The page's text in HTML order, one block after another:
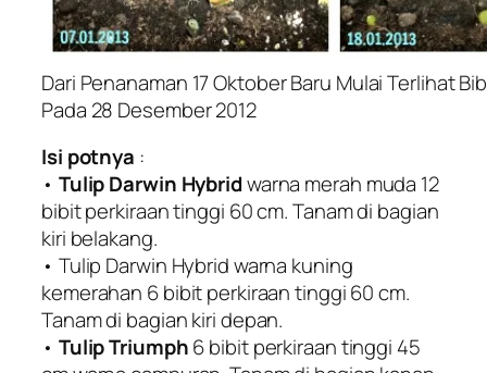
Dari Penanaman 17 Oktober Baru Mulai Terlihat
Pada 28 Desember 2012
Isi potnya :
• Tulip Darwin Hybridwarna merah muda 12
bibit perkiraan tinggi 60 cm. Tanam di bagian
kiri belakang.
• Tulip Darwin Hybrid warna kuning
kemerahan 6 bibit perkiraan tinggi 60 cm.
Tanam di bagian kiri depan.
• Tulip Triumph6 bibit perkiraan tinggi 45